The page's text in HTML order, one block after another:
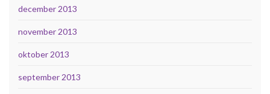
december 2013
november 2013
oktober 2013
september 2013